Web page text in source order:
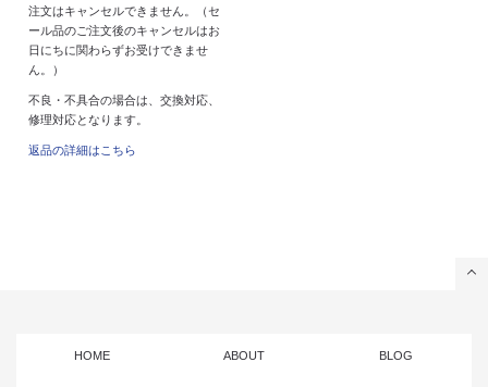
注文はキャンセルできません。（セ
ール品のご注文後のキャンセルはお
日にちに関わらずお受けできませ
ん。）
不良・不具合の場合は、交換対応、
修理対応となります。
返品の詳細はこちら
HOME ABOUT BLOG